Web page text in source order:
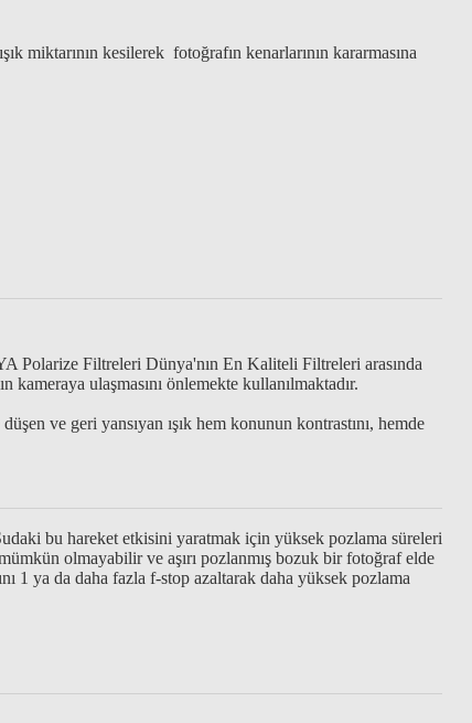
miktarının kesilerek fotoğrafın kenarlarının kararmasına
Polarize Filtreleri Dünya'nın En Kaliteli Filtreleri arasında
ulaşmasını önlemekte kullanılmaktadır.
ve geri yansıyan ışık hem konunun kontrastını, hemde
bu hareket etkisini yaratmak için yüksek pozlama süreleri
olmayabilir ve aşırı pozlanmış bozuk bir fotoğraf elde
1 ya da daha fazla f-stop azaltarak daha yüksek pozlama